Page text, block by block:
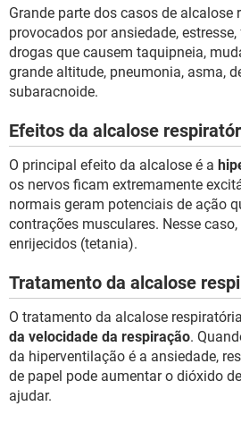
Grande parte dos casos de alcalose
provocados por ansiedade,
drogas que causem taquipneia,
grande altitude, pneumonia, asma,
subaracnoide.
Efeitos da alcalose
O principal efeito da alcalose é a
os nervos ficam extremamente
normais geram potenciais de ação
contrações musculares. Nesse
enrijecidos (tetania).
Tratamento da alcalose
O tratamento da alcalose
da velocidade da respiração.
da hiperventilação é a ansiedade,
de papel pode aumentar o dióxido
ajudar.